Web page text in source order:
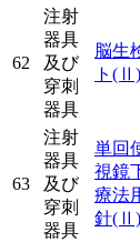
62
注射
器具
及び
穿刺
器具
脳生
ト (Ⅱ)
63
注射
器具
及び
穿刺
器具
単回
視鏡
療法
針(Ⅱ)